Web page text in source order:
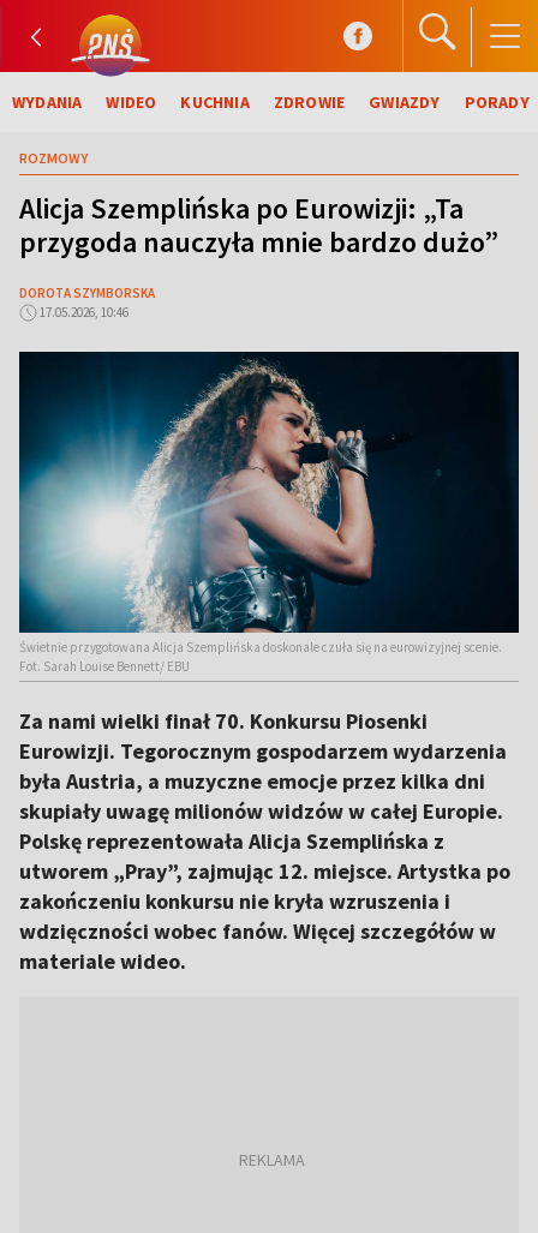
WYDANIA WIDEO KUCHNIA ZDROWIE GWIAZDY PORADY
ROZMOWY
Alicja Szemplińska po Eurowizji: „Ta
przygoda nauczyła mnie bardzo dużo”
DOROTA SZYMBORSKA
17.05.2026, 10:46
Świetnie przygotowana Alicja Szemplińska doskonale czuła się na eurowizyjnej scenie.
Fot. Sarah Louise Bennett/ EBU
Za nami wielki finał 70. Konkursu Piosenki
Eurowizji. Tegorocznym gospodarzem wydarzenia
była Austria, a muzyczne emocje przez kilka dni
skupiały uwagę milionów widzów w całej Europie.
Polskę reprezentowała Alicja Szemplińska z
utworem „Pray”, zajmując 12. miejsce. Artystka po
zakończeniu konkursu nie kryła wzruszenia i
wdzięczności wobec fanów. Więcej szczegółów w
materiale wideo.